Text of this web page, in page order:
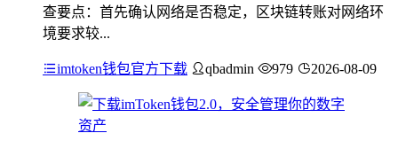
查要点：首先确认网络是否稳定，区块链转账对网络环
境要求较...
imtoken钱包官方下载 qbadmin 979 2026-08-09